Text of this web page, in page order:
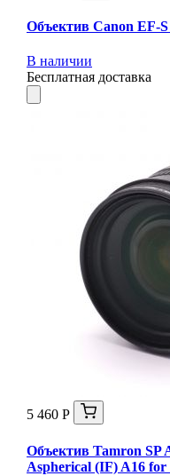
Объектив Canon EF-
В наличии
Бесплатная доставка
5 460 Р
Объектив Tamron SP
Aspherical (IF) A16 for